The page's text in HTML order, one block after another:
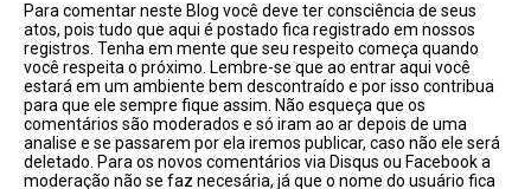
Para comentar neste Blog você deve ter consciência de seus
atos, pois tudo que aqui é postado fica registrado em nossos
registros. Tenha em mente que seu respeito começa quando
você respeita o próximo. Lembre-se que ao entrar aqui você
estará em um ambiente bem descontraído e por isso contribua
para que ele sempre fique assim. Não esqueça que os
comentários são moderados e só iram ao ar depois de uma
analise e se passarem por ela iremos publicar, caso não ele será
deletado. Para os novos comentários via Disqus ou Facebook a
moderação não se faz necesária, já que o nome do usuário fica